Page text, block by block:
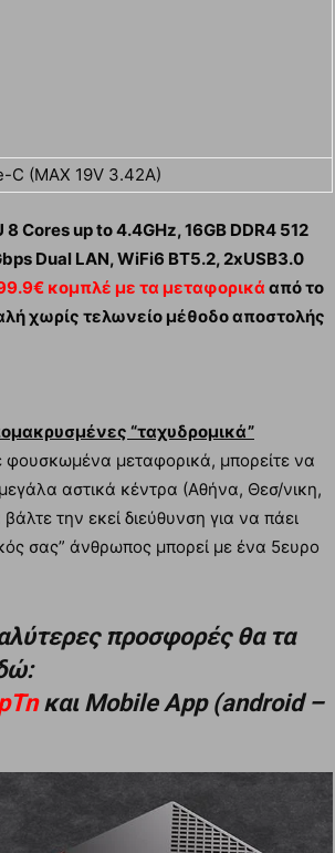
C (MAX 19V 3.42A)
Cores up to 4.4GHz, 16GB DDR4 512
Dual LAN, WiFi6 BT5.2, 2xUSB3.0
κομπλέ με τα μεταφορικά από το
χωρίς τελωνείο μέθοδο αποστολής
“ταχυδρομικά”
μεταφορικά, μπορείτε να
αστικά κέντρα (Αθήνα, Θεσ/νικη,
την εκεί διεύθυνση για να πάει
σας” άνθρωπος μπορεί με ένα 5ευρο
προσφορές θα τα
και Mobile App (android –